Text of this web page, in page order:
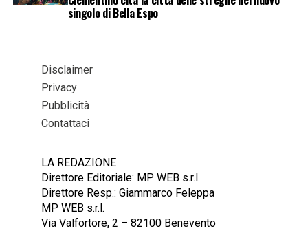
singolo di Bella Espo
Disclaimer
Privacy
Pubblicità
Contattaci
LA REDAZIONE
Direttore Editoriale: MP WEB s.r.l.
Direttore Resp.: Giammarco Feleppa
MP WEB s.r.l.
Via Valfortore, 2 – 82100 Benevento